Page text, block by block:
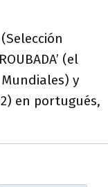
(Selección
(el
y
en portugués,